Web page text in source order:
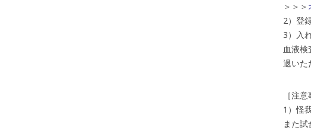
＞＞＞
2）登
3）入
血液
退いた
［注意
1）怪
また